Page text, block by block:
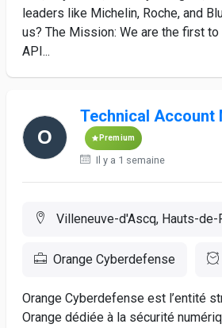
leaders like Michelin, Roche, and
us? The Mission: We are the first
API...
Technical Account
Premium
Il y a 1 semaine
Villeneuve-d'Ascq, Hauts-de-
Orange Cyberdefense
Orange Cyberdefense est l’entité
Orange dédiée à la sécurité